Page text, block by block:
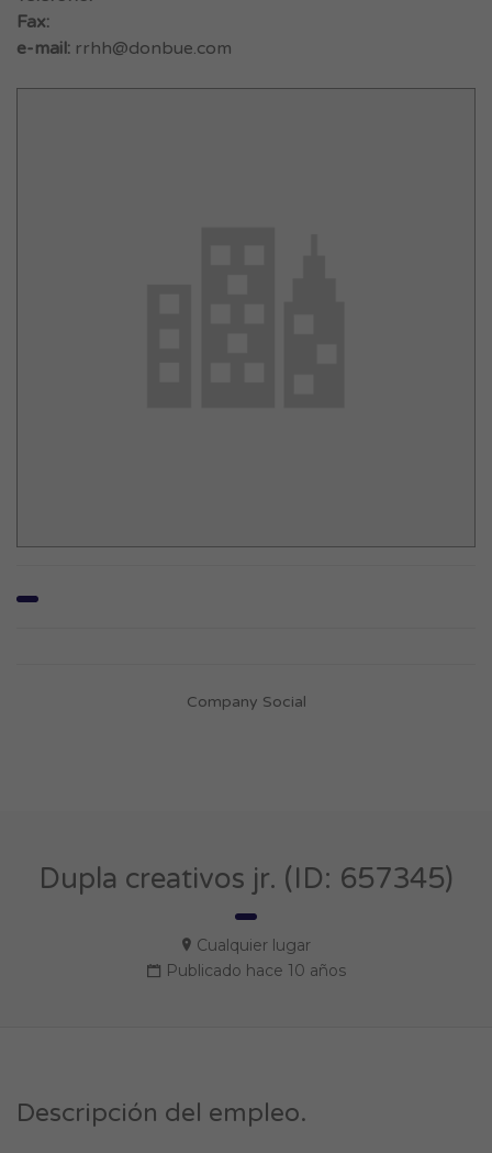
Fax:
e-mail: rrhh@donbue.com
Company Social
Dupla creativos jr. (ID: 657345)
Cualquier lugar
Publicado hace 10 años
Descripción del empleo.